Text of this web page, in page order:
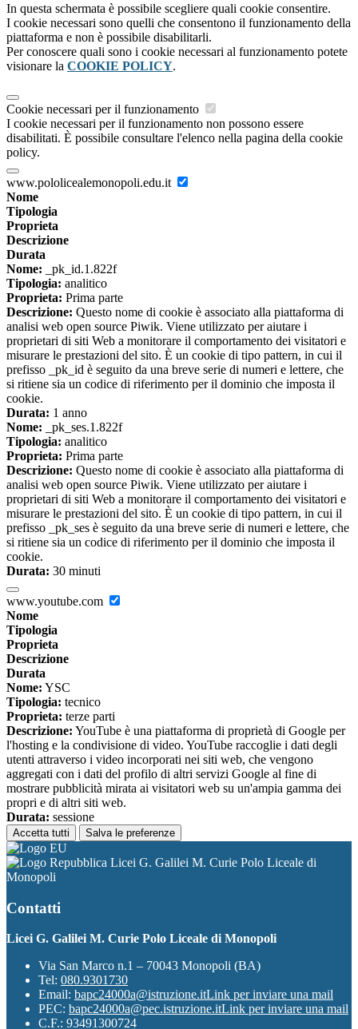
In questa schermata è possibile scegliere quali cookie consentire.
I cookie necessari sono quelli che consentono il funzionamento della
piattaforma e non è possibile disabilitarli.
Per conoscere quali sono i cookie necessari al funzionamento potete
visionare la COOKIE POLICY.
Cookie necessari per il funzionamento
I cookie necessari per il funzionamento non possono essere
disabilitati. È possibile consultare l'elenco nella pagina della cookie
policy.
www.pololicealemonopoli.edu.it
Nome
Tipologia
Proprieta
Descrizione
Durata
Nome: _pk_id.1.822f
Tipologia: analitico
Proprieta: Prima parte
Descrizione: Questo nome di cookie è associato alla piattaforma di
analisi web open source Piwik. Viene utilizzato per aiutare i
proprietari di siti Web a monitorare il comportamento dei visitatori e
misurare le prestazioni del sito. È un cookie di tipo pattern, in cui il
prefisso _pk_id è seguito da una breve serie di numeri e lettere, che
si ritiene sia un codice di riferimento per il dominio che imposta il
cookie.
Durata: 1 anno
Nome: _pk_ses.1.822f
Tipologia: analitico
Proprieta: Prima parte
Descrizione: Questo nome di cookie è associato alla piattaforma di
analisi web open source Piwik. Viene utilizzato per aiutare i
proprietari di siti Web a monitorare il comportamento dei visitatori e
misurare le prestazioni del sito. È un cookie di tipo pattern, in cui il
prefisso _pk_ses è seguito da una breve serie di numeri e lettere, che
si ritiene sia un codice di riferimento per il dominio che imposta il
cookie.
Durata: 30 minuti
www.youtube.com
Nome
Tipologia
Proprieta
Descrizione
Durata
Nome: YSC
Tipologia: tecnico
Proprieta: terze parti
Descrizione: YouTube è una piattaforma di proprietà di Google per
l'hosting e la condivisione di video. YouTube raccoglie i dati degli
utenti attraverso i video incorporati nei siti web, che vengono
aggregati con i dati del profilo di altri servizi Google al fine di
mostrare pubblicità mirata ai visitatori web su un'ampia gamma dei
propri e di altri siti web.
Durata: sessione
Accetta tutti Salva le preferenze
Licei G. Galilei M. Curie Polo Liceale di
Monopoli
Contatti
Licei G. Galilei M. Curie Polo Liceale di Monopoli
Via San Marco n.1 – 70043 Monopoli (BA)
Tel: 080.9301730
Email: bapc24000a@istruzione.itLink per inviare una mail
PEC: bapc24000a@pec.istruzione.itLink per inviare una mail
C.F.: 93491300724